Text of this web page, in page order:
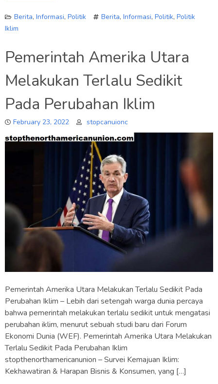
Berita, Informasi, Politik Berita, Informasi, Politik, Politik
Iklim
Pemerintah Amerika Utara
Melakukan Terlalu Sedikit
Pada Perubahan Iklim
February 23, 2022 stopcanuionc
Pemerintah Amerika Utara Melakukan Terlalu Sedikit Pada
Perubahan Iklim – Lebih dari setengah warga dunia percaya
bahwa pemerintah melakukan terlalu sedikit untuk mengatasi
perubahan iklim, menurut sebuah studi baru dari Forum
Ekonomi Dunia (WEF). Pemerintah Amerika Utara Melakukan
Terlalu Sedikit Pada Perubahan Iklim
stopthenorthamericanunion – Survei Kemajuan Iklim:
Kekhawatiran & Harapan Bisnis & Konsumen, yang […]